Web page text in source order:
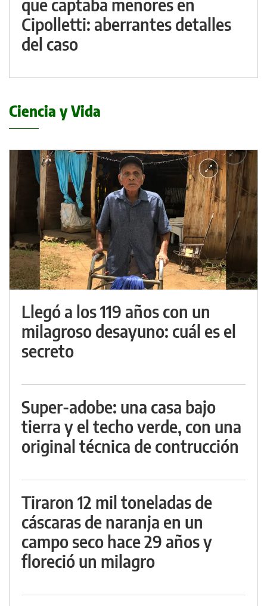
que captaba menores en
Cipolletti: aberrantes detalles
del caso
Ciencia y Vida
Llegó a los 119 años con un
milagroso desayuno: cuál es el
secreto
Super-adobe: una casa bajo
tierra y el techo verde, con una
original técnica de contrucción
Tiraron 12 mil toneladas de
cáscaras de naranja en un
campo seco hace 29 años y
floreció un milagro